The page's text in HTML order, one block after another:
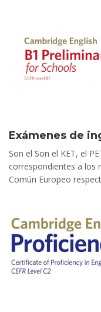
Exámenes de
Son el Son el KET, el
correspondientes a los
Común Europeo